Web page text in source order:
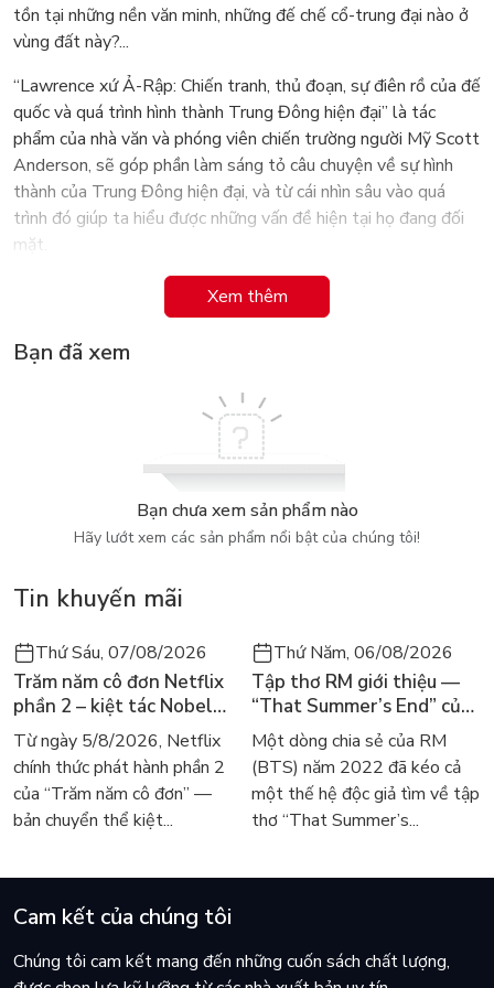
tồn tại những nền văn minh, những đế chế cổ-trung đại nào ở
vùng đất này?...
“Lawrence xứ Ả-Rập: Chiến tranh, thủ đoạn, sự điên rồ của đế
quốc và quá trình hình thành Trung Đông hiện đại” là tác
phẩm của nhà văn và phóng viên chiến trường người Mỹ Scott
Anderson, sẽ góp phần làm sáng tỏ câu chuyện về sự hình
thành của Trung Đông hiện đại, và từ cái nhìn sâu vào quá
trình đó giúp ta hiểu được những vấn đề hiện tại họ đang đối
mặt.
Thomas Edward Lawrence hay ''Lawrence xứ Ả-rập'' là một
sĩ quan Quân đội Anh nổi tiếng với vai trò trong Cuộc nổi dậy
của Ả-rập chống sự thống trị của Đế quốc Ottoman - Thổ
Nhĩ Kỳ trong những năm 1916 - 1918. Lawrence vừa là
chứng nhân vừa là người tham dự trong một số sự kiện quan
trọng nhất dẫn đến việc hình thành Trung Đông hiện đại.
Cuốn sách “Lawrence xứ Ả-Rập” của Anderson sẽ tập trung
khác, những người đại diện cho các thế lực ở Trung Đông
trong Thế chiến I.
. Một nhà khảo cổ được quân đội Anh tuyển mộ;
Trung Đông trong Thế chiến I;
. Một học giả trẻ người Đức ngụy trang dưới vỏ bọc Ả-rập đề
phát động chiến tranh;
. Một nhà khoa học Do Thái với mục tiêu thiết lập mạng lưới
gián điệp chống Ottoman.
ta đang sống ngày nay. Phạm vi rộng hơn này cũng cho phép
Anderson truy tìm nguồn gốc của những rạn nứt chính trị ngày
nay, bao gồm xung đột Ả-rập - Do Thái, chủ nghĩa Hồi giáo và
Xem thêm
Bạn đã xem
Bạn chưa xem sản phẩm nào
Hãy lướt xem các sản phẩm nổi bật của chúng tôi!
Tin khuyến mãi
Thứ Sáu, 07/08/2026
Trăm năm cô đơn Netflix
phần 2 – kiệt tác Nobel
trở lại màn ảnh, dòng
người tìm đọc lại García
Márquez
Từ ngày 5/8/2026, Netflix
chính thức phát hành phần 2
của “Trăm năm cô đơn” —
bản chuyển thể kiệt...
Thứ Năm, 06/08/2026
Tập thơ RM giới thiệu —
“That Summer’s End” của
Lee Seong-bok ra mắt bản
tiếng Anh sau 4 năm gây
sốt
Một dòng chia sẻ của RM
(BTS) năm 2022 đã kéo cả
một thế hệ độc giả tìm về tập
thơ “That Summer’s...
Cam kết của chúng tôi
Chúng tôi cam kết mang đến những cuốn sách chất lượng,